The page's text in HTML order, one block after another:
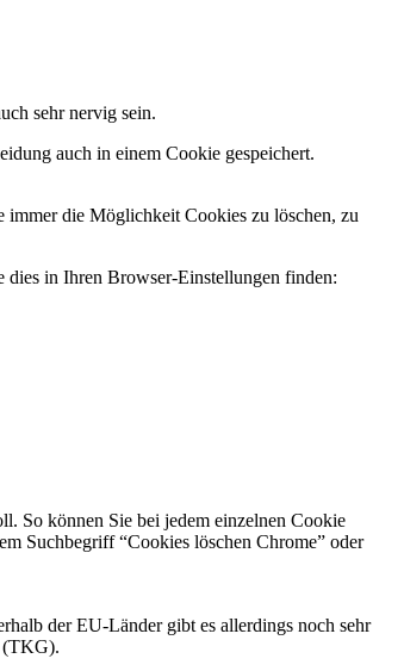
sehr nervig sein.
auch in einem Cookie gespeichert.
immer die Möglichkeit Cookies zu löschen, zu
dies in Ihren Browser-Einstellungen finden:
So können Sie bei jedem einzelnen Cookie
Suchbegriff “Cookies löschen Chrome” oder
der EU-Länder gibt es allerdings noch sehr
(TKG).